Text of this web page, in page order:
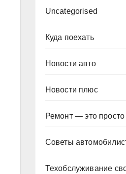
Uncategorised
Куда поехать
Новости авто
Новости плюс
Ремонт — это просто
Советы
Техобслуживание